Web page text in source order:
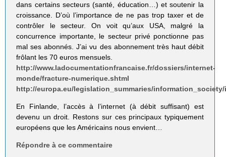
dans certains secteurs (santé, éducation…) et soutenir la
croissance. D’où l’importance de ne pas trop taxer et de
contrôler le secteur. On voit qu’aux USA, malgré la
concurrence importante, le secteur privé ponctionne pas
mal ses abonnés. J’ai vu des abonnement très haut débit
frôlant les 70 euros mensuels.
http://www.ladocumentationfrancaise.fr/dossiers/internet-
monde/fracture-numerique.shtml
http://europa.eu/legislation_summaries/
En Finlande, l’accès à l’internet (à débit suffisant) est
devenu un droit. Restons sur ces principaux typiquement
européens que les Américains nous envient…
Répondre à ce commentaire